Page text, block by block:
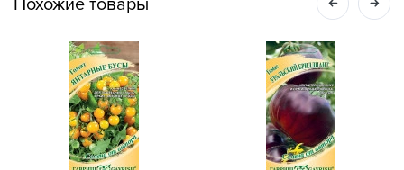
Похожие товары